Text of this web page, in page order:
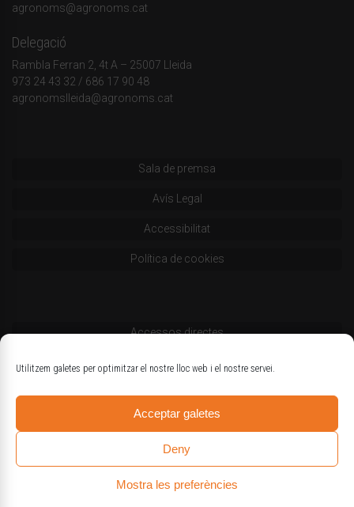
Utilitzem galetes per optimitzar el nostre lloc web i el nostre servei.
Acceptar galetes
Deny
Mostra les preferències
agronoms@agronoms.cat
Delegació
Rambla Ferran 2, 4t A – 25007 Lleida
973 24 43 32 / 686 17 90 48
agronomslleida@agronoms.cat
Sala de premsa
Avís Legal
Accessibilitat
Política de cookies
Accessos directes
Codi deontològic
Logotips oficials